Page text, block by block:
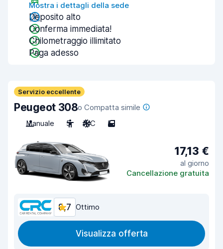
Mostra i dettagli della sede
Deposito alto
Conferma immediata!
Chilometraggio illimitato
Paga adesso
Servizio eccellente
Peugeot 308o Compatta simile
Manuale
5 A/C 5
17,13 €
al giorno
Cancellazione gratuita
8,7 Ottimo
Visualizza offerta